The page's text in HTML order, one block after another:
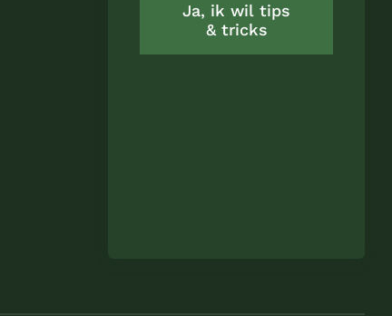
Ja, ik wil tips
& tricks